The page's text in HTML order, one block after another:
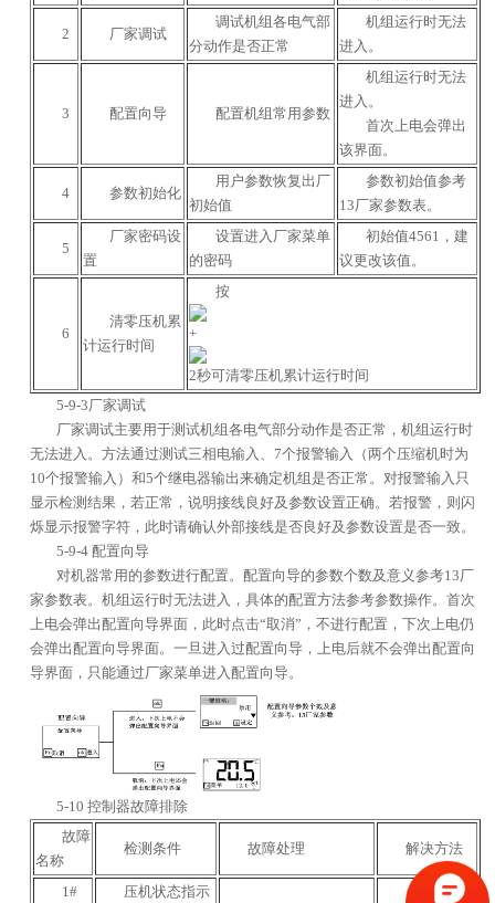
2 厂家调试
调试机组各电气部
分动作是否正常
机组运行时无法
进入。
3 配置向导 配置机组常用参数
机组运行时无法
进入。
首次上电会弹出
该界面。
4 参数初始化
用户参数恢复出厂
初始值
参数初始值参考
13厂家参数表。
5
厂家密码设
置
设置进入厂家菜单
的密码
初始值4561，建
议更改该值。
6
清零压机累
计运行时间
按
+
2秒可清零压机累计运行时间
5-9-3厂家调试
厂家调试主要用于测试机组各电气部分动作是否正常，机组运行时
无法进入。方法通过测试三相电输入、7个报警输入（两个压缩机时为
10个报警输入）和5个继电器输出来确定机组是否正常。对报警输入只
显示检测结果，若正常，说明接线良好及参数设置正确。若报警，则闪
烁显示报警字符，此时请确认外部接线是否良好及参数设置是否一致。
5-9-4 配置向导
对机器常用的参数进行配置。配置向导的参数个数及意义参考13厂
家参数表。机组运行时无法进入，具体的配置方法参考参数操作。首次
上电会弹出配置向导界面，此时点击“取消”，不进行配置，下次上电仍
会弹出配置向导界面。一旦进入过配置向导，上电后就不会弹出配置向
导界面，只能通过厂家菜单进入配置向导。
5-10 控制器故障排除
故障
名称
检测条件 故障处理 解决方法
1# 压机状态指示